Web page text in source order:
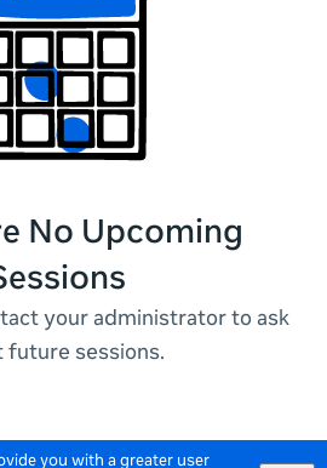
you with a greater user
No Upcoming
your administrator to ask
future sessions.